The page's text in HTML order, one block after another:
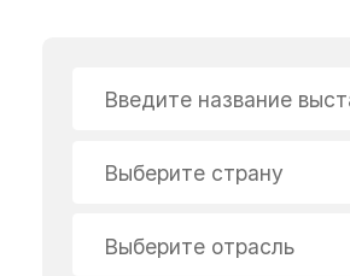
Введите название
Выберите страну
Выберите отрасль